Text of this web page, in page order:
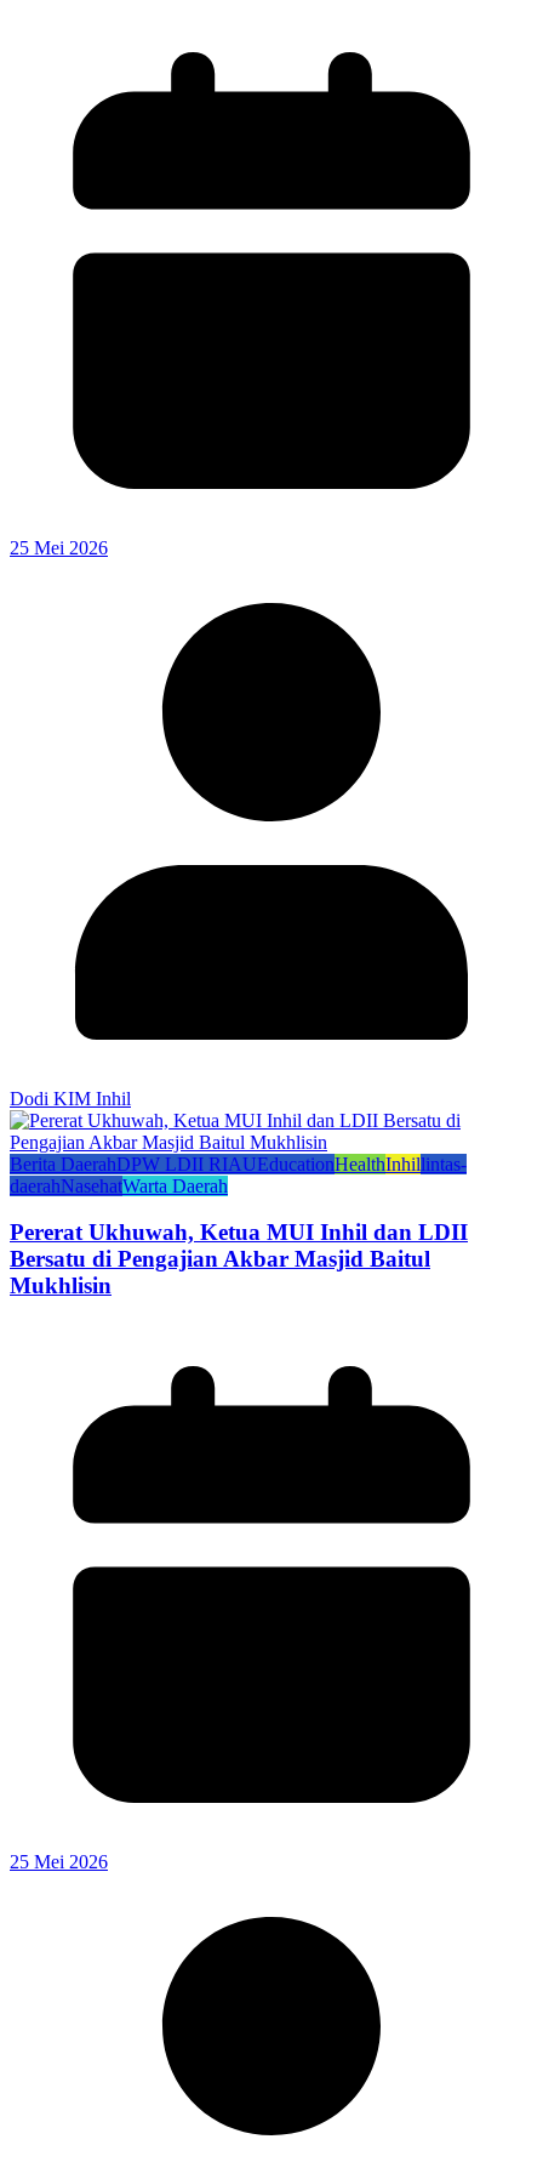
25 Mei 2026
Dodi KIM Inhil
Berita DaerahDPW LDII RIAUEducationHealthInhillintas-
daerahNasehatWarta Daerah
Pererat Ukhuwah, Ketua MUI Inhil dan LDII
Bersatu di Pengajian Akbar Masjid Baitul
Mukhlisin
25 Mei 2026